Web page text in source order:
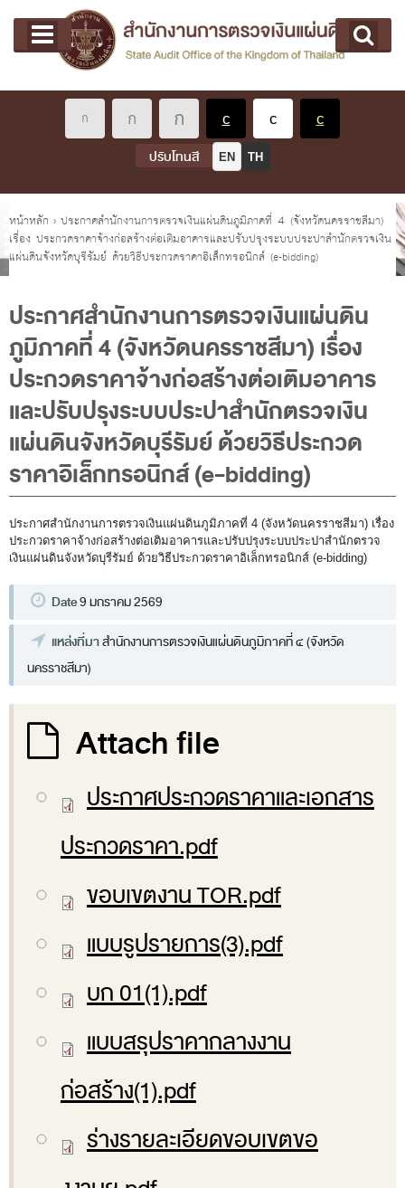
Main menu
หน้าแรก
เกี่ยวกับ คตง.
นโยบายการตรวจเงินแผ่นดิน
หลักเกณฑ์มาตรฐานเกี่ยวกับการตรวจเงินแผ่นดิน
ผู้ว่าการตรวจเงินแผ่นดิน
การบริหารและพัฒนาทรัพยากรบุคคล
ประวัติสำนักงานการตรวจเงินแผ่นดิน
พรป. ว่าด้วยการตรวจเงินแผ่นดิน พ.ศ. 2561
แผนปฏิบัติราชการ ระยะ 5 ปี (พ.ศ. 2566 - 2570)
พระราชดำรัส รัชกาลที่ 9
ผู้บริหารสำนักงานการตรวจเงินแผ่นดิน
รองผู้ว่าการตรวจเงินแผ่นดิน
ผู้ตรวจเงินแผ่นดิน (สตภ.1-15)
ที่ปรึกษาการตรวจเงินแผ่นดิน
ผู้ช่วยผู้ว่าการตรวจเงินแผ่นดิน
รองผู้ตรวจเงินแผ่นดิน (สตภ.1-15)
ที่ปรึกษาประจำสำนักงาน
ผู้บริหารเทคโนโลยีสารสนเทศระดับสูง (CIO)
หน้าที่และอำนาจ
โครงสร้างหน่วยงาน
ภาพรวม
ส่วนภูมิภาค
คณะกรรมการตรวจสอบของสำนักงานการตรวจเงิน
โครงสร้างคณะกรรมการตรวจสอบ
เอกสารที่เกี่ยวข้องกับคณะกรรมการตรวจสอบ
บุคลากรอื่น
โครงสร้างคณะกรรมการ
ตราสัญลักษณ์ สตง.
ผลการตรวจสอบ
ปรับโทนสี EN TH
คุณอยู่ที่
หน้าหลัก › ประกาศสำนักงานการตรวจเงินแผ่นดินภูมิภาคที่ 4 (จังหวัดนครราชสีมา)
เรื่อง ประกวดราคาจ้างก่อสร้างต่อเติมอาคารและปรับปรุงระบบประปาสำนักตรวจเงิน
แผ่นดินจังหวัดบุรีรัมย์ ด้วยวิธีประกวดราคาอิเล็กทรอนิกส์ (e-bidding)
ประกาศสำนักงานการตรวจเงินแผ่นดิน
ภูมิภาคที่ 4 (จังหวัดนครราชสีมา) เรื่อง
ประกวดราคาจ้างก่อสร้างต่อเติมอาคาร
และปรับปรุงระบบประปาสำนักตรวจเงิน
แผ่นดินจังหวัดบุรีรัมย์ ด้วยวิธีประกวด
ราคาอิเล็กทรอนิกส์ (e-bidding)
ประกาศสำนักงานการตรวจเงินแผ่นดินภูมิภาคที่ 4 (จังหวัดนครราชสีมา) เรื่อง
ประกวดราคาจ้างก่อสร้างต่อเติมอาคารและปรับปรุงระบบประปาสำนักตรวจ
เงินแผ่นดินจังหวัดบุรีรัมย์ ด้วยวิธีประกวดราคาอิเล็กทรอนิกส์ (e-bidding)
Date9 มกราคม 2569
แหล่งที่มาสำนักงานการตรวจเงินแผ่นดินภูมิภาคที่ ๔ (จังหวัด
นครราชสีมา)
Attach file
ประกาศประกวดราคาและเอกสาร
ประกวดราคา.pdf
ขอบเขตงาน TOR.pdf
แบบรูปรายการ(3).pdf
บก 01(1).pdf
แบบสรุปราคากลางงาน
ก่อสร้าง(1).pdf
ร่างรายละเอียดขอบเขตขอ